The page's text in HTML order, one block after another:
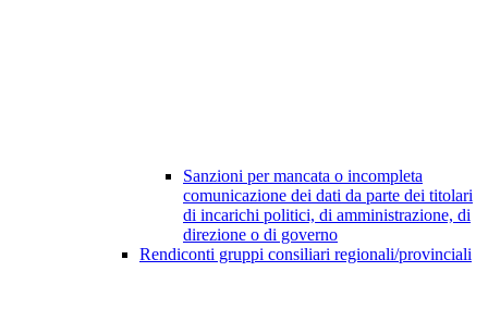
Sanzioni per mancata o incompleta
comunicazione dei dati da parte dei titolari
di incarichi politici, di amministrazione, di
direzione o di governo
Rendiconti gruppi consiliari regionali/provinciali